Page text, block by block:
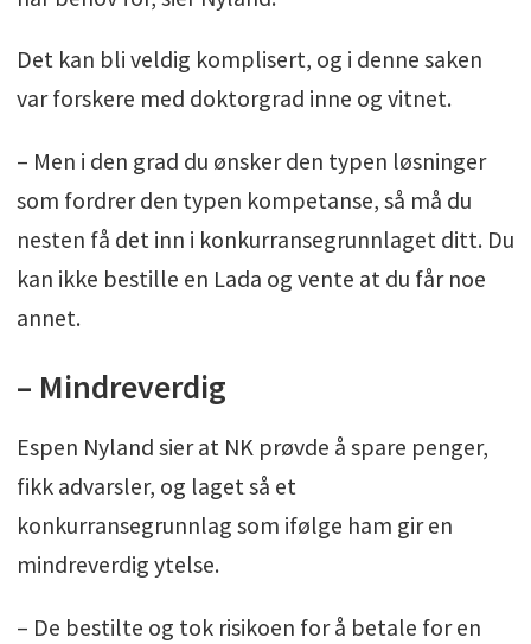
Det kan bli veldig komplisert, og i denne saken
var forskere med doktorgrad inne og vitnet.
– Men i den grad du ønsker den typen løsninger
som fordrer den typen kompetanse, så må du
nesten få det inn i konkurransegrunnlaget ditt. Du
kan ikke bestille en Lada og vente at du får noe
annet.
– Mindreverdig
Espen Nyland sier at NK prøvde å spare penger,
fikk advarsler, og laget så et
konkurransegrunnlag som ifølge ham gir en
mindreverdig ytelse.
– De bestilte og tok risikoen for å betale for en